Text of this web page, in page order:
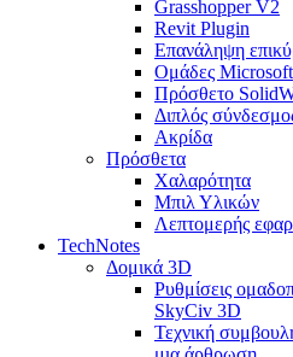
Grasshopper V2
Revit Plugin
Επανάληψη
Ομάδες Microsoft
Πρόσθετο
Διπλός
Ακρίδα
Πρόσθετα
Χαλαρότητα
Μπιλ Υλικών
Λεπτομερής
TechNotes
Δομικά 3D
Ρυθμίσεις
SkyCiv 3D
Τεχνική